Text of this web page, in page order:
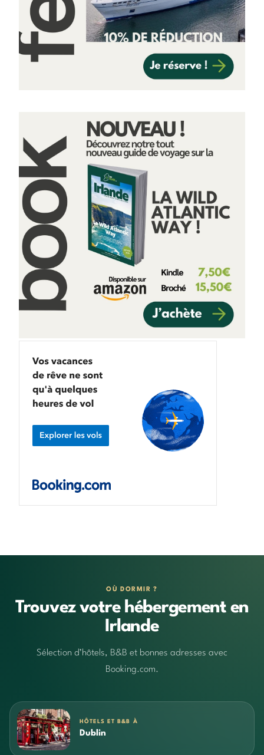
OÙ DORMIR ?
Trouvez votre hébergement en
Irlande
Sélection d’hôtels, B&B et bonnes adresses avec
Booking.com.
HÔTELS ET B&B À
Dublin